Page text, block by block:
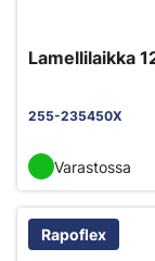
Lamellilaikka
255-235450X
Varastossa
Rapoflex